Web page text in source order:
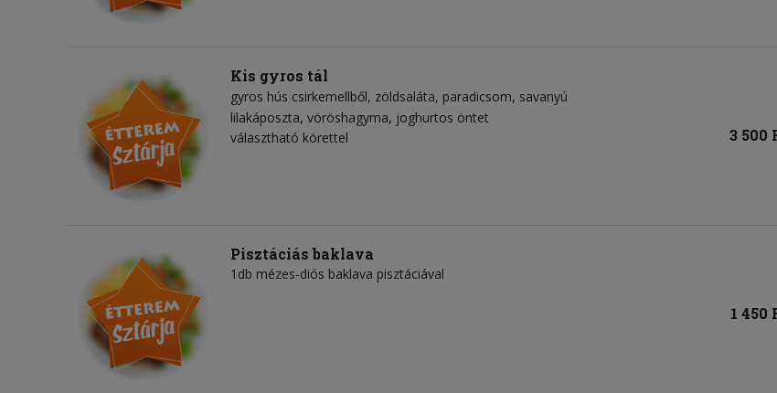
Kis gyros tál
gyros hús csirkemellből zöldsaláta paradicsom savanyú
lilakáposzta vöröshagyma joghurtos öntet
választható körettel
3 500
Pisztáciás baklava
1db mézes-diós baklava pisztáciával
1 450